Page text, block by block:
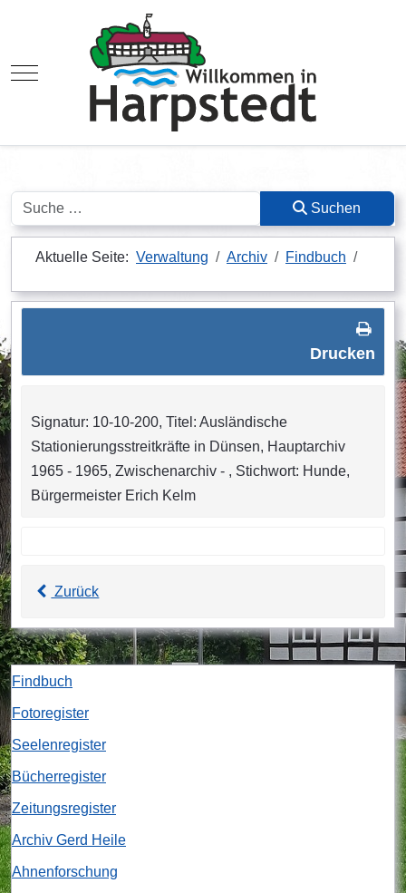
Mobile Menu Toggle
Suchen Suchen
Aktuelle Seite: Verwaltung Archiv Findbuch
Drucken
Signatur: 10-10-200, Titel: Ausländische
Stationierungsstreitkräfte in Dünsen, Hauptarchiv
1965 - 1965, Zwischenarchiv - , Stichwort: Hunde,
Bürgermeister Erich Kelm
Zurück
Findbuch
Fotoregister
Seelenregister
Bücherregister
Zeitungsregister
Archiv Gerd Heile
Ahnenforschung